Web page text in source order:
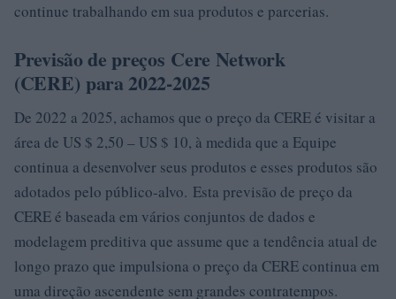
continue trabalhando em sua produtos e parcerias.
Previsão de preços Cere Network
(CERE) para 2022-2025
De 2022 a 2025, achamos que o preço da CERE é visitar a
área de US $ 2,50 – US $ 10, à medida que a Equipe
continua a desenvolver seus produtos e esses produtos são
adotados pelo público-alvo. Esta previsão de preço da
CERE é baseada em vários conjuntos de dados e
modelagem preditiva que assume que a tendência atual de
longo prazo que impulsiona o preço da CERE continua em
uma direção ascendente sem grandes contratempos.